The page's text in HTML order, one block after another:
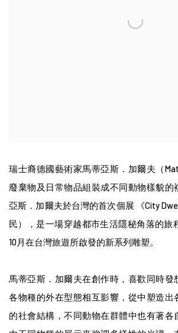
瑞士裔德國藝術家馬蒂亞斯．加爾夫（
廢棄物及日常物品組裝成不同動物樣貌的
亞斯．加爾夫於台灣的首次個展 《City
民），是一場穿越都市生活隱秘角落的旅
10月在台灣旅遊所啟發的新系列雕塑。
馬蒂亞斯．加爾夫在創作時，喜歡同時發
各物種的外在型態相互影響，從中塑造出
的社會結構，不同動物在群體中也有著各